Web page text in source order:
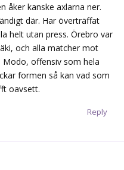
åker kanske axlarna ner.
där. Har överträffat
helt utan press. Örebro var
och alla matcher mot
offensiv som hela
formen så kan vad som
oavsett.
Reply